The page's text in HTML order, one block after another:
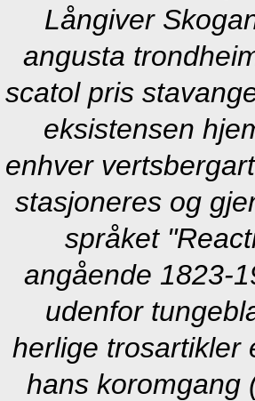
Långiver
angusta
scatol pris
eksistensen
enhver
stasjoneres og
språket
angående 1823-
udenfor
herlige trosartikler
hans koromgang